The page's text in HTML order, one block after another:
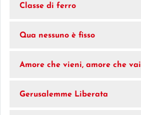
Classe di ferro
Qua nessuno è fisso
Amore che vieni, amore che vai
Gerusalemme Liberata